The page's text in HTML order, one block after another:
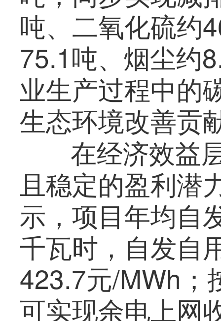
吨、二氧化硫约
75.1吨、烟尘约
业生产过程中的
生态环境改善贡
在经济效益
且稳定的盈利潜
示，项目年均自
千瓦时，自发自
423.7元/MWh；
可实现余电上网